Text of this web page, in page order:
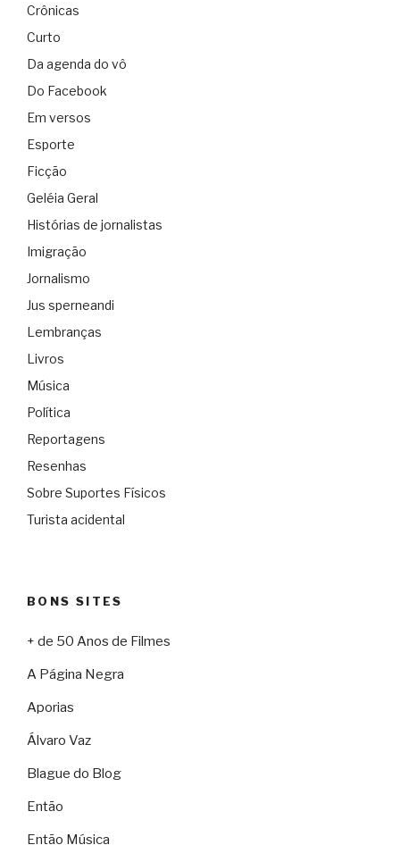
Crônicas
Curto
Da agenda do vô
Do Facebook
Em versos
Esporte
Ficção
Geléia Geral
Histórias de jornalistas
Imigração
Jornalismo
Jus sperneandi
Lembranças
Livros
Música
Política
Reportagens
Resenhas
Sobre Suportes Físicos
Turista acidental
BONS SITES
+ de 50 Anos de Filmes
A Página Negra
Aporias
Álvaro Vaz
Blague do Blog
Então
Então Música